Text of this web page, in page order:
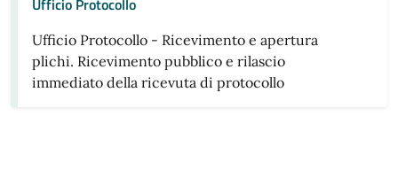
Ufficio Protocollo
Ufficio Protocollo - Ricevimento e apertura
plichi. Ricevimento pubblico e rilascio
immediato della ricevuta di protocollo